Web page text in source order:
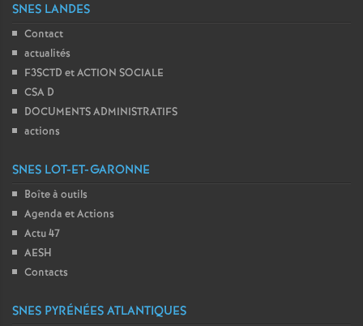
SNES LANDES
Contact
actualités
F3SCTD et ACTION SOCIALE
CSA D
DOCUMENTS ADMINISTRATIFS
actions
SNES LOT-ET-GARONNE
Boîte à outils
Agenda et Actions
Actu 47
AESH
Contacts
SNES PYRÉNÉES ATLANTIQUES